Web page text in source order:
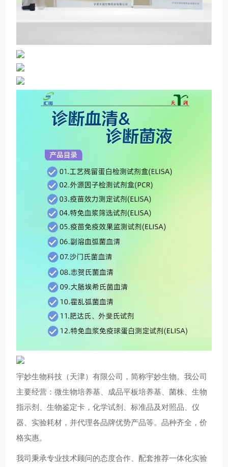
宇妙生物科技（天津）有限公司，简称宇妙生物。我公司
主要经营：微生物培养基、成品平板培养基、菌株、生物
指示剂、生物鉴定卡，化学试剂、标准品及对照品、仪
器、实验耗材，并代理各品牌优势产品等。品种齐全，价
格实惠。
我司秉承专业技术顾问的态度合作、配套推荐一体化实验